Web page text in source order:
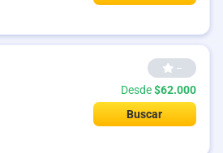
--
Desde$62.000
Buscar